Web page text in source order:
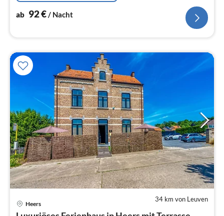
ab 92€/ Nacht
34 km von Leuven
Heers